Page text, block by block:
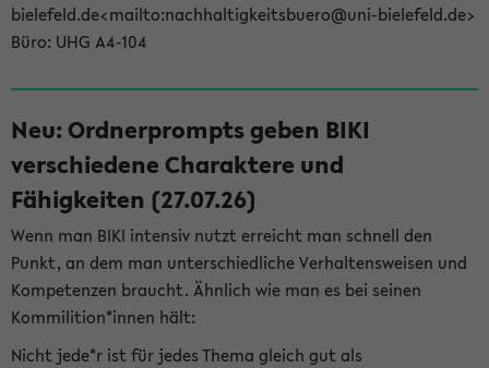
bielefeld.de<mailto:nachhaltigkeitsbuero@uni-bielefeld.de>
Büro: UHG A4-104
Neu: Ordnerprompts geben BIKI
verschiedene Charaktere und
Fähigkeiten (27.07.26)
Wenn man BIKI intensiv nutzt erreicht man schnell den
Punkt, an dem man unterschiedliche Verhaltensweisen und
Kompetenzen braucht. Ähnlich wie man es bei seinen
Kommilition*innen hält:
Nicht jede*r ist für jedes Thema gleich gut als